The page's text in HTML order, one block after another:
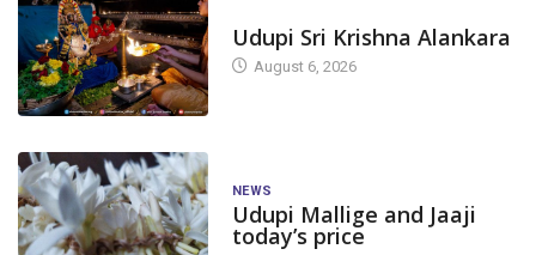
Udupi Sri Krishna Alankara
August 6, 2026
NEWS
Udupi Mallige and Jaaji
today’s price